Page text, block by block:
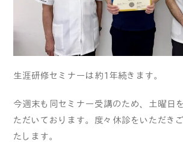
生涯研修セミナーは約1年続きます。
今週末も同セミナー受講のため、土曜日
ただいております。度々休診をいただき
たします。